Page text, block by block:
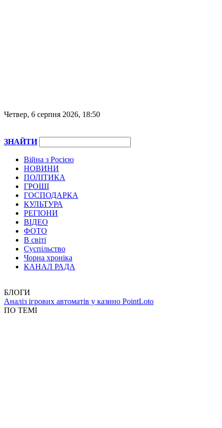
Четвер, 6 серпня 2026, 18:50
ЗНАЙТИ
Війна з Росією
НОВИНИ
ПОЛІТИКА
ГРОШІ
ГОСПОДАРКА
КУЛЬТУРА
РЕГІОНИ
ВІДЕО
ФОТО
В світі
Суспільство
Чорна хроніка
КАНАЛ РАДА
БЛОГИ
Аналіз ігрових автоматів у казино PointLoto
ПО ТЕМІ